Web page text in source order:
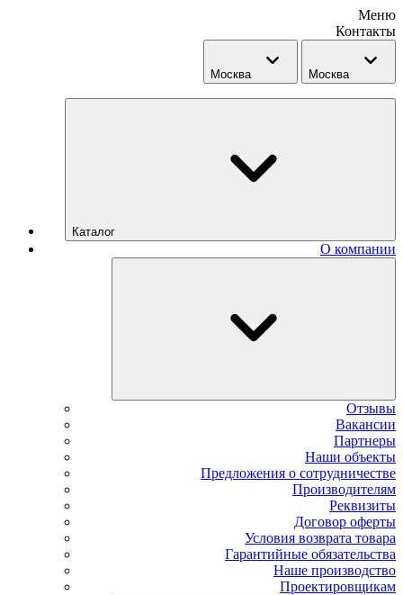
Меню
Контакты
Москва Москва
Каталог
О компании
Отзывы
Вакансии
Партнеры
Наши объекты
Предложения о сотрудничестве
Производителям
Реквизиты
Договор оферты
Условия возврата товара
Гарантийные обязательства
Наше производство
Проектировщикам